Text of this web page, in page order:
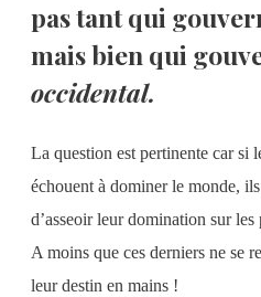
pas tant qui
mais bien qui
occidental.
La question est pertinente car si
échouent à dominer le monde,
d’asseoir leur domination sur
A moins que ces derniers ne se
leur destin en mains !